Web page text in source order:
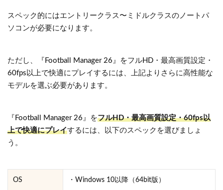
スペック的にはエントリークラス〜ミドルクラスのノートパ
ソコンが必要になります。
ただし、『Football Manager 26』をフルHD・最高画質設定・
60fps以上で快適にプレイするには、上記よりさらに高性能な
モデルを選ぶ必要があります。
『Football Manager 26』をフルHD・最高画質設定・60fps以
上で快適にプレイするには、以下のスペックを選びましょ
う。
OS ・Windows 10以降（64bit版）